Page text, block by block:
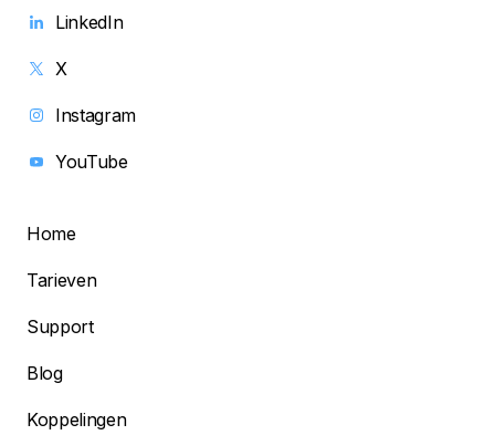
LinkedIn
X
Instagram
YouTube
Home
Tarieven
Support
Blog
Koppelingen